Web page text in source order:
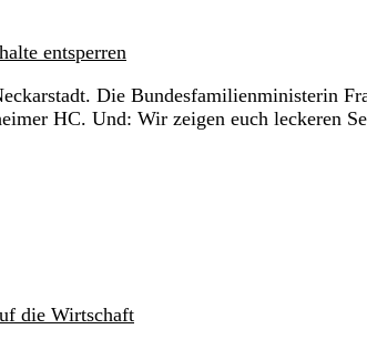
entsperren
Die Bundesfamilienministerin
HC. Und: Wir zeigen euch leckeren
die Wirtschaft